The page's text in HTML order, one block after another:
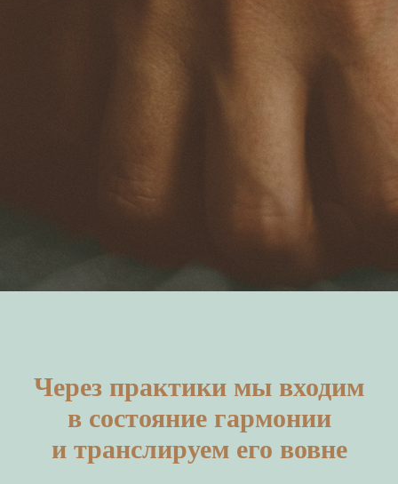
Через практики мы входим
в состояние гармонии
и транслируем его вовне